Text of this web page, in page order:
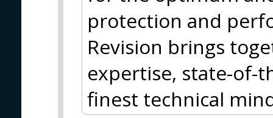
protection and
Revision brings
expertise, state-of-
finest technical